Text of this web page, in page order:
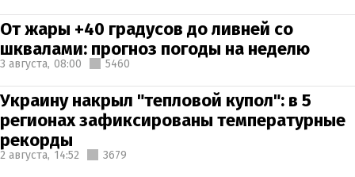
От жары +40 градусов до ливней со
шквалами: прогноз погоды на неделю
3 августа, 08:00 5460
Украину накрыл "тепловой купол": в 5
регионах зафиксированы температурные
рекорды
2 августа, 14:52 3679